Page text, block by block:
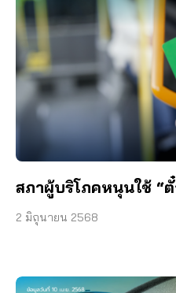
สภาผู้บริโภคหนุนใช้ “
2 มิถุนายน 2568